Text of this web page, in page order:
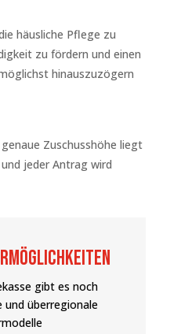
häusliche Pflege zu
zu fördern und einen
hinauszuzögern
Zuschusshöhe liegt
jeder Antrag wird
gibt es noch
und überregionale